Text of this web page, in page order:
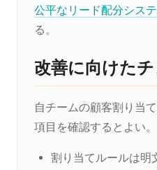
公平なリード配分シス
る。
改善に向けた
自チームの顧客割り当
項目を確認するとよい。
割り当てルールは明